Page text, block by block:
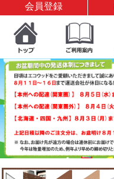
会員登録